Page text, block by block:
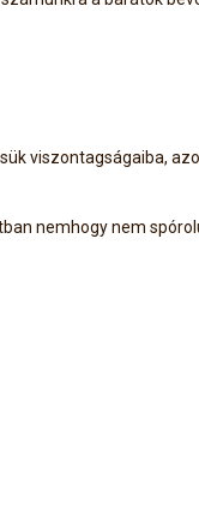
viszontagságaiba,
nemhogy nem